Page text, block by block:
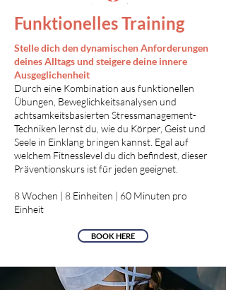
Funktionelles Training
Stelle dich den dynamischen Anforderungen
deines Alltags und steigere deine innere
Ausgeglichenheit
Durch eine Kombination aus funktionellen
Übungen, Beweglichkeitsanalysen und
achtsamkeitsbasierten Stressmanagement-
Techniken lernst du, wie du Körper, Geist und
Seele in Einklang bringen kannst. Egal auf
welchem Fitnesslevel du dich befindest, dieser
Präventionskurs ist für jeden geeignet.
8 Wochen | 8 Einheiten | 60 Minuten pro
Einheit
BOOK HERE